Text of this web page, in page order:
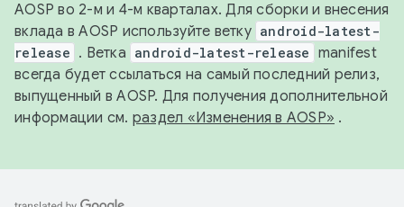
AOSP во 2-м и 4-м кварталах. Для сборки и внесения
вклада в AOSP используйте ветку android-latest-
release . Ветка android-latest-release manifest
всегда будет ссылаться на самый последний релиз,
выпущенный в AOSP. Для получения дополнительной
информации см. раздел «Изменения в AOSP» .